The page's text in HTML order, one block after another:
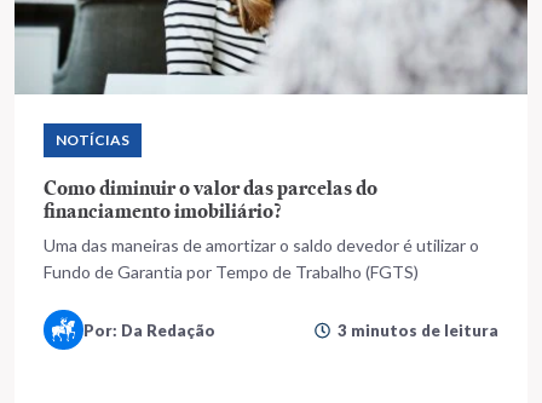
NOTÍCIAS
Como diminuir o valor das parcelas do
financiamento imobiliário?
Uma das maneiras de amortizar o saldo devedor é utilizar o
Fundo de Garantia por Tempo de Trabalho (FGTS)
Por: Da Redação 3 minutos de leitura